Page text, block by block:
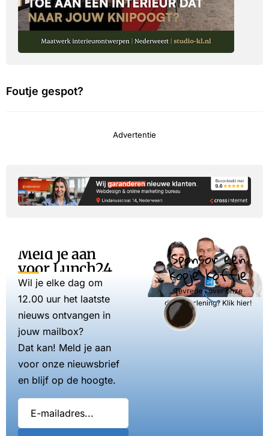
Foutje gespot?
Advertentie
Meld je aan
voor Lunch24
Wil je elke dag om
12.00 uur het laatste
nieuws ontvangen in
jouw mailbox?
Dat kan! Meld je aan
voor onze nieuwsbrief
en blijf op de hoogte.
Sponsor een
kopje koffie
Tevreden over onze
dienstverlening? Klik hier!